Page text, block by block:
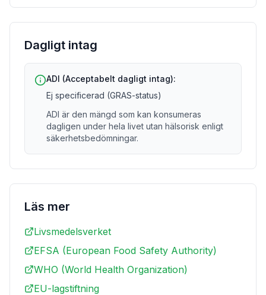
Dagligt intag
ADI (Acceptabelt dagligt intag):
Ej specificerad (GRAS-status)
ADI är den mängd som kan konsumeras
dagligen under hela livet utan hälsorisk enligt
säkerhetsbedömningar.
Läs mer
Livsmedelsverket
EFSA (European Food Safety Authority)
WHO (World Health Organization)
EU-lagstiftning